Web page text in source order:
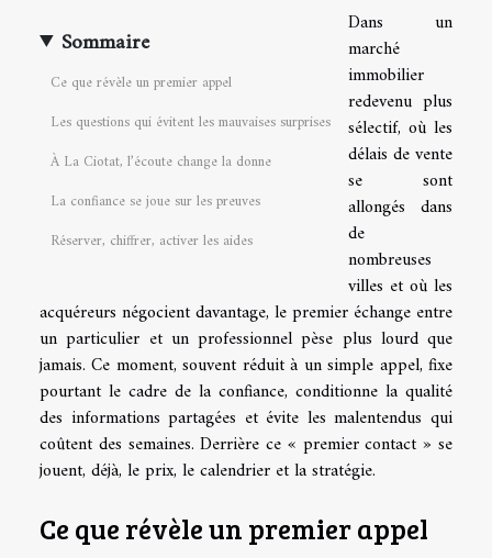
Sommaire
Ce que révèle un premier appel
Les questions qui évitent les mauvaises surprises
À La Ciotat, l’écoute change la donne
La confiance se joue sur les preuves
Réserver, chiffrer, activer les aides
Dans un
marché
immobilier
redevenu plus
sélectif, où les
délais de vente
se sont
allongés dans
de
nombreuses
villes et où les
acquéreurs négocient davantage, le premier échange entre
un particulier et un professionnel pèse plus lourd que
jamais. Ce moment, souvent réduit à un simple appel, fixe
pourtant le cadre de la confiance, conditionne la qualité
des informations partagées et évite les malentendus qui
coûtent des semaines. Derrière ce « premier contact » se
jouent, déjà, le prix, le calendrier et la stratégie.
Ce que révèle un premier appel